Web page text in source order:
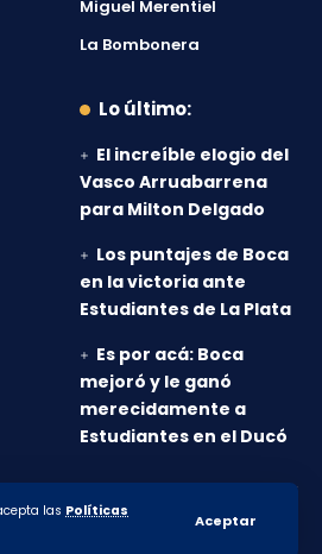
las Políticas
Aceptar
Miguel Merentiel
La Bombonera
Lo último:
El increíble elogio del
Vasco Arruabarrena
para Milton Delgado
Los puntajes de Boca
en la victoria ante
Estudiantes de La Plata
Es por acá: Boca
mejoró y le ganó
merecidamente a
Estudiantes en el Ducó
- Todos los derechos